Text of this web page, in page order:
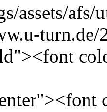
assets/
turn.de/